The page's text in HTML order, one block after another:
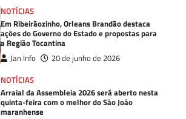
NOTÍCIAS
Em Ribeirãozinho, Orleans Brandão destaca
ações do Governo do Estado e propostas para
a Região Tocantina
Jan Info
20 de junho de 2026
NOTÍCIAS
Arraial da Assembleia 2026 será aberto nesta
quinta-feira com o melhor do São João
maranhense